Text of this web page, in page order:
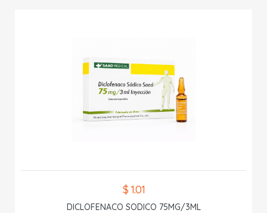
$ 1.01
DICLOFENACO SODICO 75MG/3ML